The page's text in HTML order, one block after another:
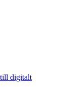
till digitalt